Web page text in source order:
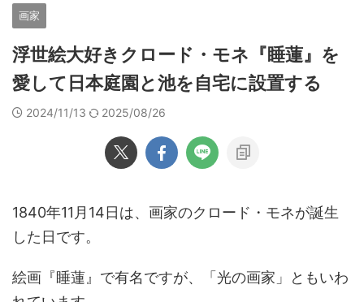
画家
浮世絵大好きクロード・モネ『睡蓮』を
愛して日本庭園と池を自宅に設置する
2024/11/13 2025/08/26
1840年11月14日は、画家のクロード・モネが誕生
した日です。
絵画『睡蓮』で有名ですが、「光の画家」ともいわ